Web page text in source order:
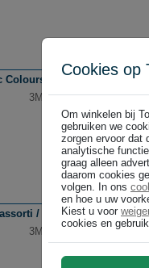
/ 6 stuks
3M Post-it notes / 76 x
/ 3 x 45 vel
3M Post-It super sticky /
Cookies op
Om winkelen bij
gebruiken we
zorgen ervoor dat
analytische
graag alleen
daarom cookies
volgen. In ons
en hoe u uw
Kiest u voor
cookies en